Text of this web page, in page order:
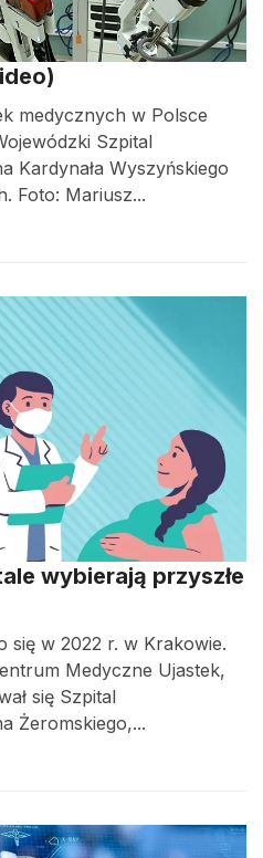
medycznych w Polsce
Szpital
Kardynała Wyszyńskiego
Foto: Mariusz...
wybierają przyszłe
się w 2022 r. w Krakowie.
Medyczne Ujastek,
się Szpital
Żeromskiego,...